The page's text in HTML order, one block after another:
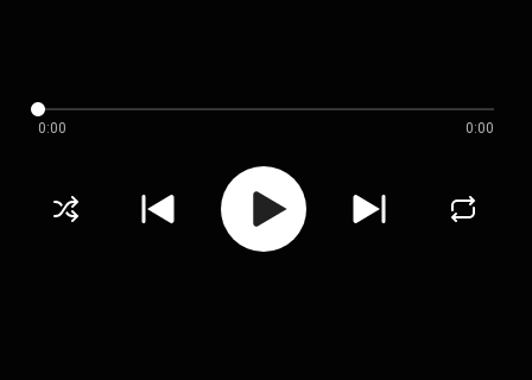
0:00 0:00